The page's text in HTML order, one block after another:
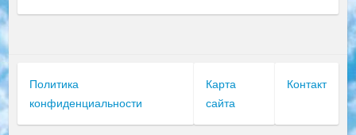
Политика
конфиденциальности
Карта
сайта
Контакт